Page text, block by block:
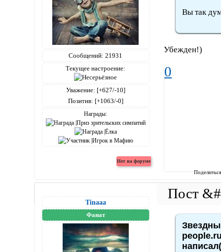
Сообщений: 21931
Текущее настроение:
Уважение: [+627/-10]
Позитив: [+1063/-0]
Награды:
Вы так
Убежден!)
0
Tinaaa
Фанат